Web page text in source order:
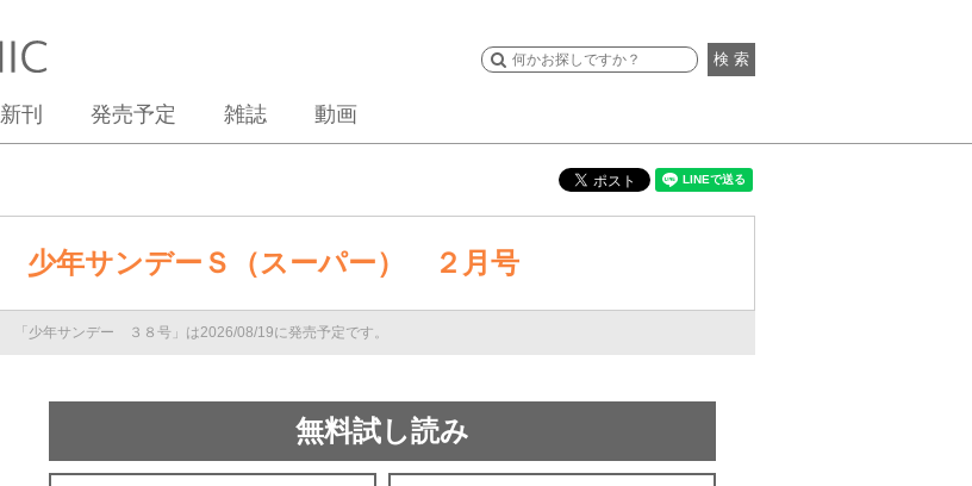
検 索
新刊 発売予定 雑誌 動画
少年サンデーＳ（スーパー） ２月号
「少年サンデー ３８号」は2026/08/19に発売予定です。
無料試し読み